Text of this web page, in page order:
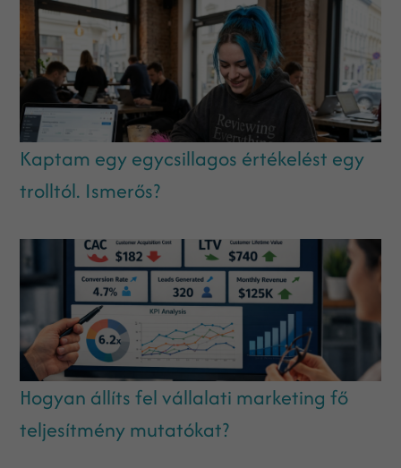
Kaptam egy egycsillagos értékelést egy
trolltól. Ismerős?
Hogyan állíts fel vállalati marketing fő
teljesítmény mutatókat?